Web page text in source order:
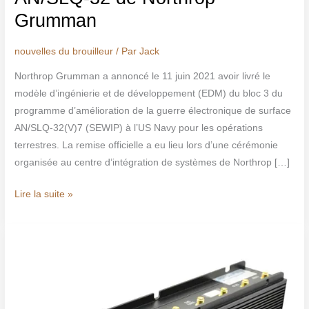
Grumman
nouvelles du brouilleur / ParJack
Northrop Grumman a annoncé le 11 juin 2021 avoir livré le
modèle d’ingénierie et de développement (EDM) du bloc 3 du
programme d’amélioration de la guerre électronique de surface
AN/SLQ-32(V)7 (SEWIP) à l’US Navy pour les opérations
terrestres. La remise officielle a eu lieu lors d’une cérémonie
organisée au centre d’intégration de systèmes de Northrop […]
Lire la suite »